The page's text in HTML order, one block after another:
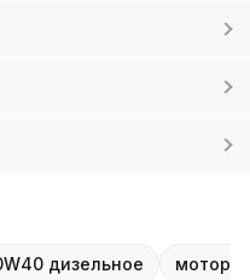
дизельное